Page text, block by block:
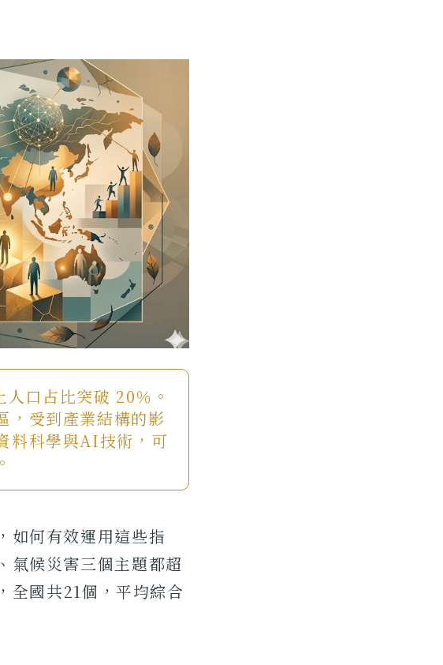
口占比突破 20％。
，受到產業結構的影
料科學與AI技術，可
如何有效運用這些指
氣候災害三個主題都超
全國共21個，平均綜合